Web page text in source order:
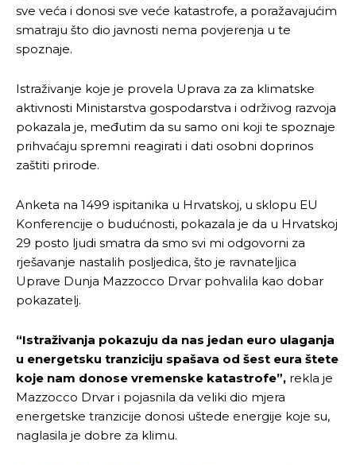
sve veća i donosi sve veće katastrofe, a poražavajućim
smatraju što dio javnosti nema povjerenja u te
spoznaje.
Istraživanje koje je provela Uprava za za klimatske
aktivnosti Ministarstva gospodarstva i održivog razvoja
pokazala je, međutim da su samo oni koji te spoznaje
prihvaćaju spremni reagirati i dati osobni doprinos
zaštiti prirode.
Anketa na 1499 ispitanika u Hrvatskoj, u sklopu EU
Konferencije o budućnosti, pokazala je da u Hrvatskoj
29 posto ljudi smatra da smo svi mi odgovorni za
rješavanje nastalih posljedica, što je ravnateljica
Uprave Dunja Mazzocco Drvar pohvalila kao dobar
pokazatelj.
“Istraživanja pokazuju da nas jedan euro ulaganja
u energetsku tranziciju spašava od šest eura štete
koje nam donose vremenske katastrofe”, rekla je
Mazzocco Drvar i pojasnila da veliki dio mjera
energetske tranzicije donosi uštede energije koje su,
naglasila je dobre za klimu.